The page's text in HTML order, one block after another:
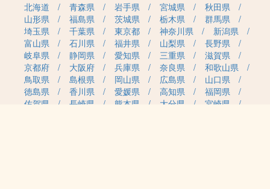
北海道 青森県 岩手県 宮城県
秋田県
山形県
福島県 茨城県 栃木県
群馬県
埼玉県
千葉県 東京都 神奈川県
新潟県
富山県
石川県 福井県 山梨県
長野県
岐阜県
静岡県 愛知県 三重県
滋賀県
京都府
大阪府 兵庫県 奈良県
和歌山県
鳥取県
島根県 岡山県 広島県
山口県
徳島県
香川県 愛媛県 高知県
福岡県
佐賀県
長崎県 熊本県 大分県
宮崎県